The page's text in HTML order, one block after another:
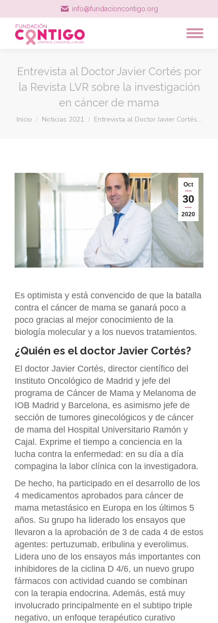
info@fundacioncontigo.org
Entrevista al Doctor Javier Cortés por
la Revista LVR sobre la investigación
en cáncer de mama
Estás aquí:
Inicio Noticias 2021 Entrevista al Doctor Javier Cortés…
Oct
30
2020
Es optimista y está convencido de que la batalla
contra el cáncer de mama se ganará poco a
poco gracias al mejor conocimiento de la
biología molecular y a los nuevos tratamientos.
¿Quién es el doctor Javier Cortés?
El doctor Javier Cortés, director científico del
Instituto Oncológico de Madrid y jefe del
programa de Cáncer de Mama y Melanoma de
IOB Madrid y Barcelona, es asimismo jefe de
sección de tumores ginecológicos y de cáncer
de mama del Hospital Universitario Ramón y
Cajal. Exprime el tiempo a conciencia en la
lucha contra la enfermedad: en su día a día
compagina la labor clínica con la investigadora.
De hecho, ha participado en el desarrollo de los
4 medicamentos aprobados para cáncer de
mama metastásico en Europa en los últimos 5
años. Su grupo ha liderado los ensayos que
llevaron a la aprobación de 3 de cada 4 de estos
agentes: pertuzumab, eribulina y everolimus.
Lidera uno de los ensayos más importantes con
inhibidores de la ciclina D 4/6, un nuevo grupo
fármacos con actividad cuando se combinan
con la terapia endocrina. Además, está muy
involucrado principalmente en el subtipo triple
negativo, un enfoque terapéutico curativo